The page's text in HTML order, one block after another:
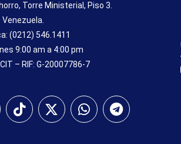
Torre Ministerial, Piso 3.
(0212) 546.1411
9:00 am a 4:00 pm
– RIF: G-20007786-7